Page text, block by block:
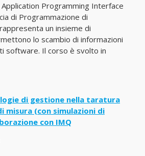
Application Programming Interface
di Programmazione di
un insieme di
lo scambio di informazioni
software. Il corso è svolto in
di gestione nella taratura
misura (con simulazioni di
con IMQ